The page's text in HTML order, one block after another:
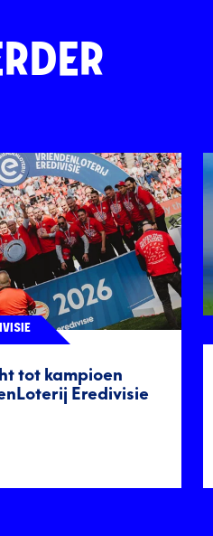
tot kampioen
Eredivisie